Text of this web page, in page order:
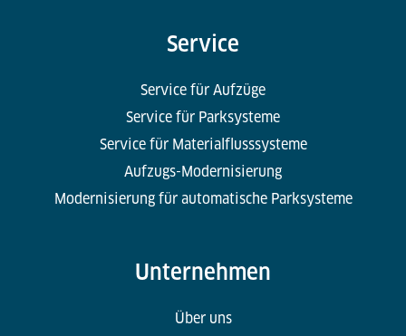
Service
Service für Aufzüge
Service für Parksysteme
Service für Materialflusssysteme
Aufzugs-Modernisierung
Modernisierung für automatische Parksysteme
Unternehmen
Über uns